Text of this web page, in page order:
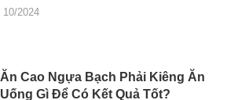
10/2024
Ăn Cao Ngựa Bạch Phải Kiêng Ăn
Uống Gì Để Có Kết Quả Tốt?